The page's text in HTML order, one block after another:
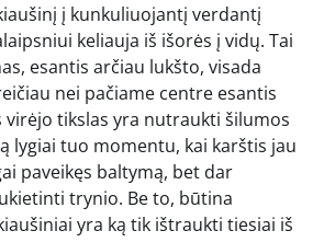
į kunkuliuojantį verdantį
keliauja iš išorės į vidų. Tai
esantis arčiau lukšto, visada
nei pačiame centre esantis
virėjo tikslas yra nutraukti šilumos
lygiai tuo momentu, kai karštis jau
paveikęs baltymą, bet dar
trynio. Be to, būtina
yra ką tik ištraukti tiesiai iš